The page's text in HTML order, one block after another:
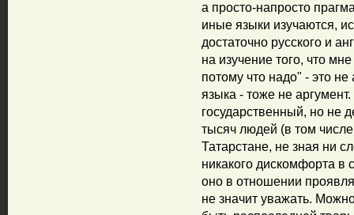
а просто-напросто
иные языки изучаются,
достаточно русского и
на изучение того, что
потому что надо" - это не
языка - тоже не
государственный, но не
тысяч людей (в том
Татарстане, не зная ни
никакого дискомфорта в
оно в отношении
не значит уважать.